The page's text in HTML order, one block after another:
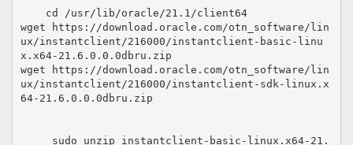
wget https://download.oracle.com/otn_software/lin
ux/instantclient/216000/instantclient-basic-linu
x.x64-21.6.0.0.0dbru.zip
wget https://download.oracle.com/otn_software/lin
ux/instantclient/216000/instantclient-sdk-linux.x
64-21.6.0.0.0dbru.zip